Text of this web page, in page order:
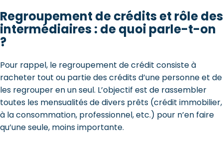
Regroupement de crédits et rôle des
intermédiaires : de quoi parle-t-on
?
Pour rappel, le regroupement de crédit consiste à
racheter tout ou partie des crédits d’une personne et de
les regrouper en un seul. L’objectif est de rassembler
toutes les mensualités de divers prêts (crédit immobilier,
à la consommation, professionnel, etc.) pour n’en faire
qu’une seule, moins importante.